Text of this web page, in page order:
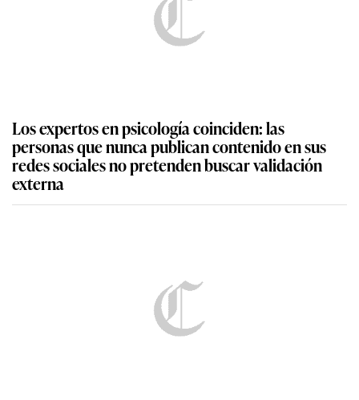
Los expertos en psicología coinciden: las
personas que nunca publican contenido en sus
redes sociales no pretenden buscar validación
externa